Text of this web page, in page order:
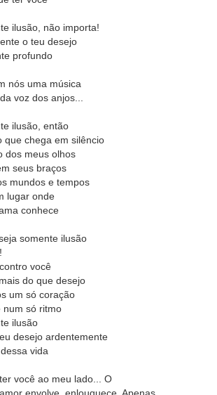
ilusão, não importa!
o teu desejo
profundo
nós uma música
voz dos anjos...
ilusão, então
que chega em silêncio
dos meus olhos
seus braços
mundos e tempos
lugar onde
conhece
somente ilusão
você
do que desejo
um só coração
num só ritmo
ilusão
desejo ardentemente
vida
você ao meu lado... O